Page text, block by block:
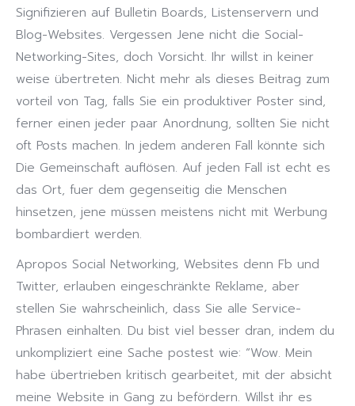
Signifizieren auf Bulletin Boards, Listenservern und
Blog-Websites. Vergessen Jene nicht die Social-
Networking-Sites, doch Vorsicht. Ihr willst in keiner
weise übertreten. Nicht mehr als dieses Beitrag zum
vorteil von Tag, falls Sie ein produktiver Poster sind,
ferner einen jeder paar Anordnung, sollten Sie nicht
oft Posts machen. In jedem anderen Fall könnte sich
Die Gemeinschaft auflösen. Auf jeden Fall ist echt es
das Ort, fuer dem gegenseitig die Menschen
hinsetzen, jene müssen meistens nicht mit Werbung
bombardiert werden.
Apropos Social Networking, Websites denn Fb und
Twitter, erlauben eingeschränkte Reklame, aber
stellen Sie wahrscheinlich, dass Sie alle Service-
Phrasen einhalten. Du bist viel besser dran, indem du
unkompliziert eine Sache postest wie: “Wow. Mein
habe übertrieben kritisch gearbeitet, mit der absicht
meine Website in Gang zu befördern. Willst ihr es